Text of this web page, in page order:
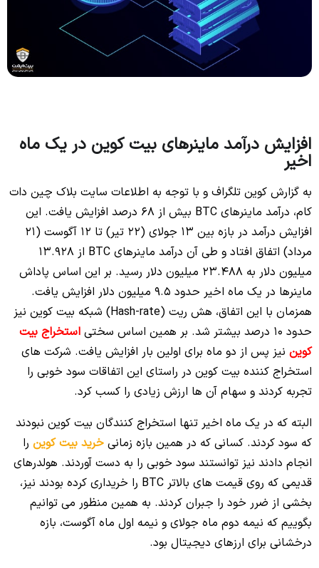
افزایش درآمد ماینرهای بیت کوین در یک ماه
اخیر
به گزارش کوین تلگراف و با توجه به اطلاعات سایت بلاک چین دات
کام، درآمد ماینرهای BTC بیش از 68 درصد افزایش یافت. این
افزایش درآمد در بازه بین 13 جولای (22 تیر) تا 12 آگوست (21
مرداد) اتفاق افتاد و طی آن درآمد ماینرهای BTC از 13.928
میلیون دلار به 23.488 میلیون دلار رسید. بر این اساس پاداش
ماینرها در یک ماه اخیر حدود 9.5 میلیون دلار افزایش یافت.
همزمان با این اتفاق، هش ریت (Hash-rate) شبکه بیت کوین نیز
حدود 10 درصد بیشتر شد. بر همین اساس سختی
استخراج بیت
کوین نیز پس از دو ماه برای اولین بار افزایش یافت. شرکت های
استخراج کننده بیت کوین در راستای این اتفاقات سود خوبی را
تجربه کردند و سهام آن ها ارزش زیادی را کسب کرد.
البته که در یک ماه اخیر تنها استخراج کنندگان بیت کوین نبودند
که سود کردند. کسانی که در همین بازه زمانی خرید بیت کوین را
انجام دادند نیز توانستند سود خوبی را به دست آوردند. هولدرهای
قدیمی که روی قیمت های بالاتر BTC را خریداری کرده بودند نیز،
بخشی از ضرر خود را جبران کردند. به همین منظور می توانیم
بگوییم که نیمه دوم ماه جولای و نیمه اول ماه آگوست، بازه
درخشانی برای ارزهای دیجیتال بود.